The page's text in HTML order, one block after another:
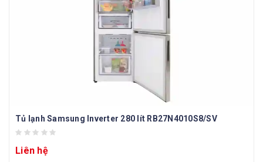
Tủ lạnh Samsung Inverter 280 lít RB27N4010S8/SV
Liên hệ